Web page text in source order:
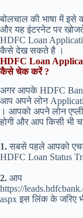
बोलचाल की भाषा में
और यह इंटरनेट पर
HDFC Loan
कैसे देख सकते है ।
HDFC Loan
कैसे चेक करें ?
अगर आपके HDFC
आप अपने लोन
। आपको अपने लोन
होगी और आप किसी भी
1.सबसे पहले आपको
HDFC Loan Status
https://
2. आप
https://
aspx इस लिंक के जरिए